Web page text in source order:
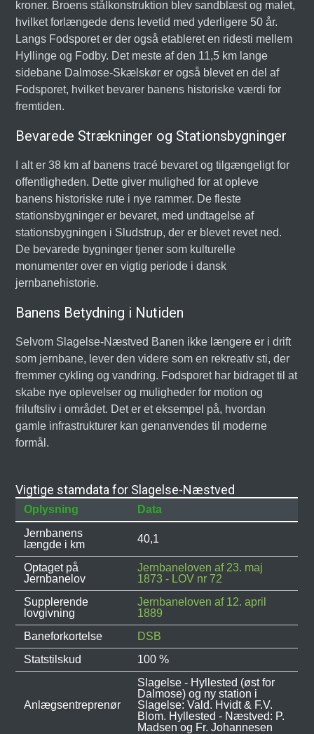
kroner. Broens stålkonstruktion blev sandblæst og malet,
hvilket forlængede dens levetid med yderligere 50 år.
Langs Fodsporet er der også etableret en ridesti mellem
Hyllinge og Fodby. Det meste af den 11,5 km lange
sidebane Dalmose-Skælskør er også blevet en del af
Fodsporet, hvilket bevarer banens historiske værdi for
fremtiden.
Bevarede Strækninger og Stationsbygninger
I alt er 38 km af banens tracé bevaret og tilgængeligt for
offentligheden. Dette giver mulighed for at opleve
banens historiske rute i nye rammer. De fleste
stationsbygninger er bevaret, med undtagelse af
stationsbygningen i Sludstrup, der er blevet revet ned.
De bevarede bygninger tjener som kulturelle
monumenter over en vigtig periode i dansk
jernbanehistorie.
Banens Betydning i Nutiden
Selvom Slagelse-Næstved Banen ikke længere er i drift
som jernbane, lever den videre som en rekreativ sti, der
fremmer cykling og vandring. Fodsporet har bidraget til at
skabe nye oplevelser og muligheder for motion og
friluftsliv i området. Det er et eksempel på, hvordan
gamle infrastrukturer kan genanvendes til moderne
formål.
Vigtige stamdata for Slagelse-Næstved
Oplysning
Data
Jernbanens
længde i km
40,1
Optaget på
Jernbanelov
Jernbaneloven af 23. maj
1873 - LOV nr 72
Supplerende
lovgivning
Jernbaneloven af 12. april
1889
Baneforkortelse
DSB
Statstilskud
100 %
Anlægsentreprenør
Slagelse - Hyllested (øst for
Dalmose) og ny station i
Slagelse: Vald. Hvidt & F.V.
Blom. Hyllested - Næstved: P.
Madsen og Fr. Johannesen